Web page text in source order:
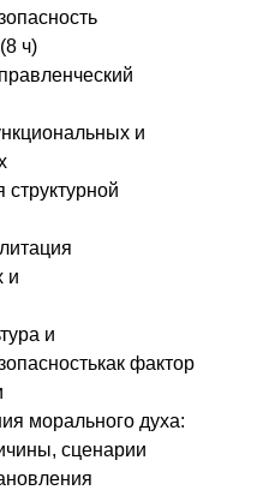
ч)
и
и
и
фактор
морального духа:
сценарии